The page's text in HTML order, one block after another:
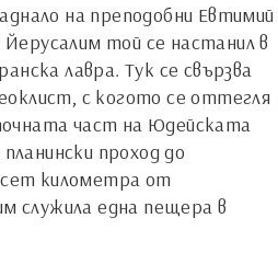
на преподобни Евтимий
Йерусалим той се настанил в
лавра. Тук се свързва
с когото се оттегля
част на Юдейската
проход до
километра от
служила една пещера в